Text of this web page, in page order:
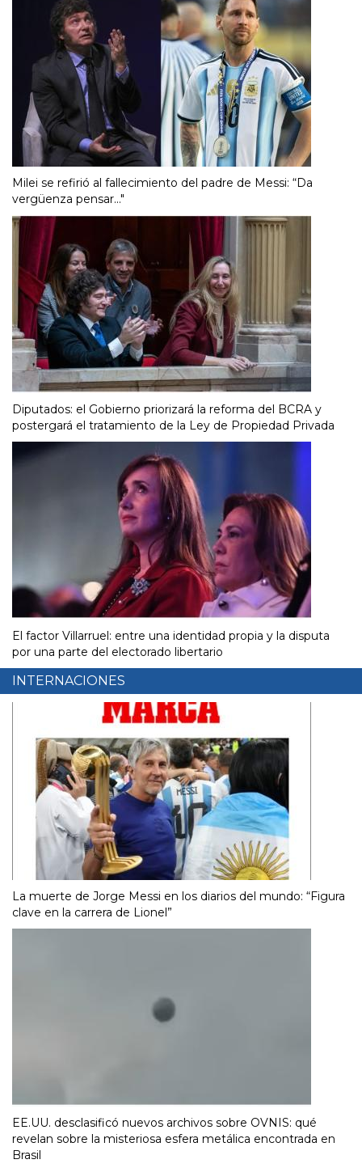
Milei se refirió al fallecimiento del padre de Messi: “Da
vergüenza pensar..."
Diputados: el Gobierno priorizará la reforma del BCRA y
postergará el tratamiento de la Ley de Propiedad Privada
El factor Villarruel: entre una identidad propia y la disputa
por una parte del electorado libertario
INTERNACIONES
La muerte de Jorge Messi en los diarios del mundo: “Figura
clave en la carrera de Lionel”
EE.UU. desclasificó nuevos archivos sobre OVNIS: qué
revelan sobre la misteriosa esfera metálica encontrada en
Brasil